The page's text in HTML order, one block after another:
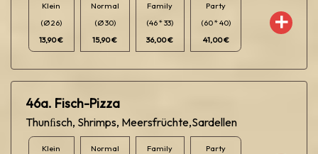
Klein
(Ø 26)
13,90 €
Normal
(Ø 30)
15,90 €
Family
(46 * 33)
36,00 €
Party
(60 * 40)
41,00 €
46a. Fisch-Pizza
Thunﬁsch, Shrimps, Meersfrüchte,Sardellen
Klein
Normal
Family
Party